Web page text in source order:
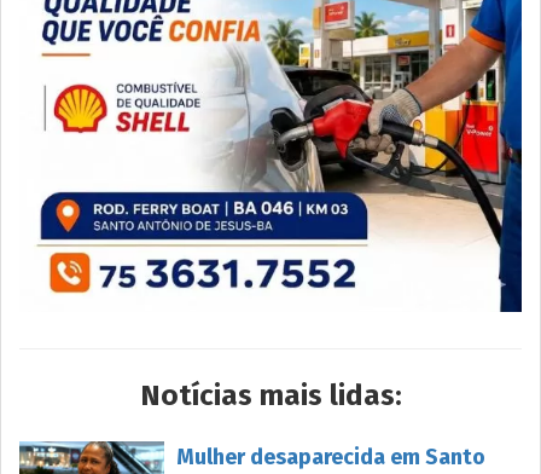
Notícias mais lidas:
Mulher desaparecida em Santo